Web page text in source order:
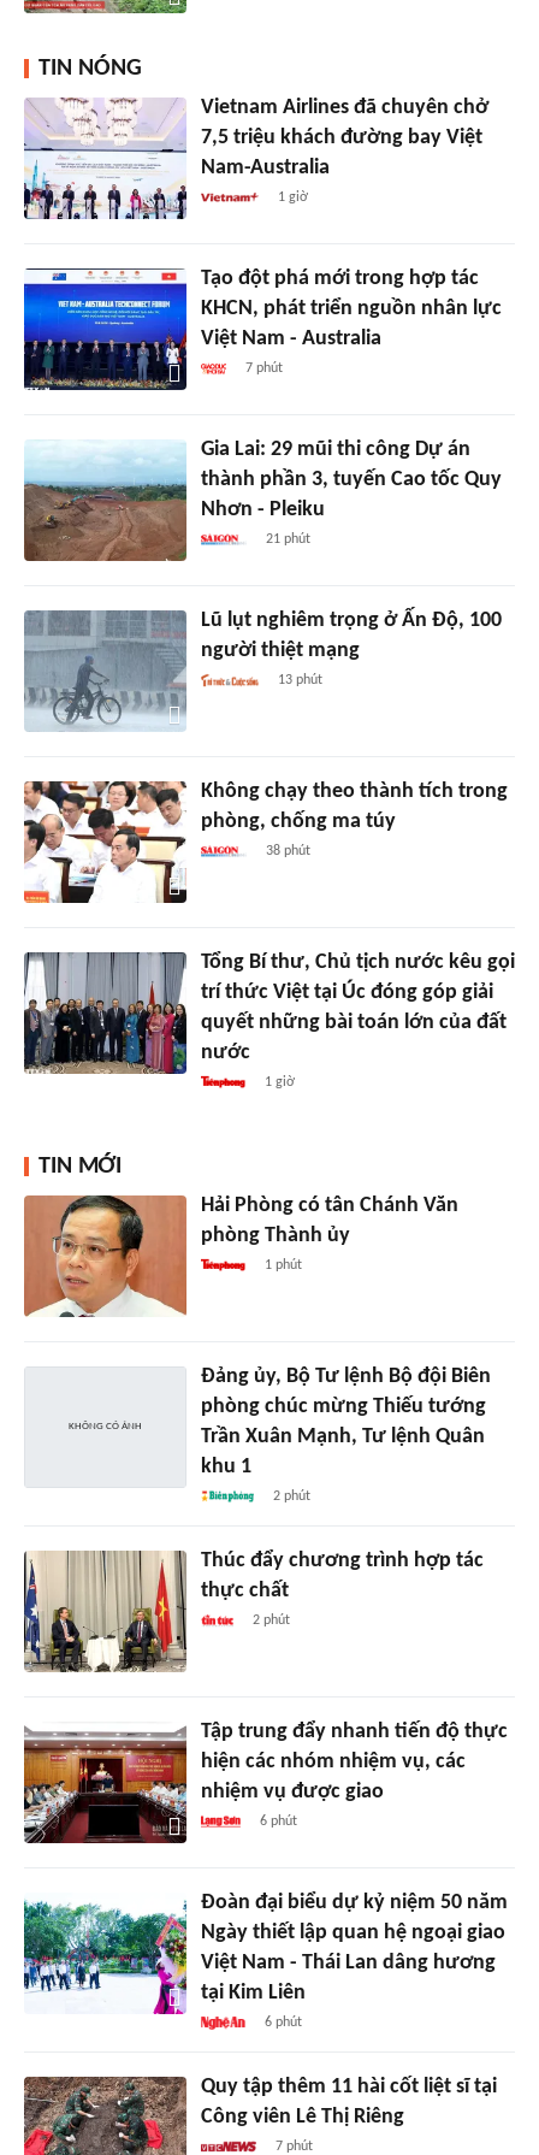
TIN NÓNG
Vietnam Airlines đã chuyên chở
7,5 triệu khách đường bay Việt
Nam-Australia
1 giờ
Tạo đột phá mới trong hợp tác
KHCN, phát triển nguồn nhân lực
Việt Nam - Australia
7 phút
Gia Lai: 29 mũi thi công Dự án
thành phần 3, tuyến Cao tốc Quy
Nhơn - Pleiku
21 phút
Lũ lụt nghiêm trọng ở Ấn Độ, 100
người thiệt mạng
13 phút
Không chạy theo thành tích trong
phòng, chống ma túy
38 phút
Tổng Bí thư, Chủ tịch nước kêu gọi
trí thức Việt tại Úc đóng góp giải
quyết những bài toán lớn của đất
nước
1 giờ
TIN MỚI
Hải Phòng có tân Chánh Văn
phòng Thành ủy
1 phút
Đảng ủy, Bộ Tư lệnh Bộ đội Biên
phòng chúc mừng Thiếu tướng
Trần Xuân Mạnh, Tư lệnh Quân
khu 1
2 phút
Thúc đẩy chương trình hợp tác
thực chất
2 phút
Tập trung đẩy nhanh tiến độ thực
hiện các nhóm nhiệm vụ, các
nhiệm vụ được giao
6 phút
Đoàn đại biểu dự kỷ niệm 50 năm
Ngày thiết lập quan hệ ngoại giao
Việt Nam - Thái Lan dâng hương
tại Kim Liên
6 phút
Quy tập thêm 11 hài cốt liệt sĩ tại
Công viên Lê Thị Riêng
7 phút